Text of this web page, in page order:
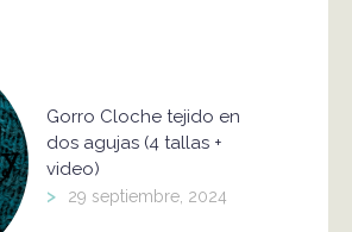
Gorro Cloche tejido en
dos agujas (4 tallas +
video)
> 29 septiembre, 2024